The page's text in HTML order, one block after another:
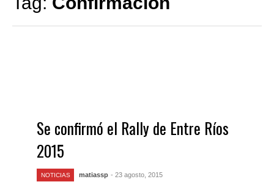
Se confirmó el Rally de Entre Ríos
2015
NOTICIAS matiassp - 23 agosto, 2015